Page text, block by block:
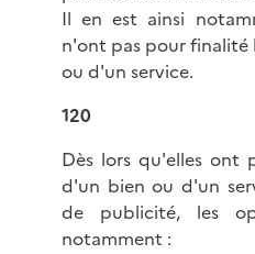
Il en est ainsi
n'ont pas pour
ou d'un service.
120
Dès lors qu'elles ont
d'un bien ou d'un
de publicité, les
notamment :